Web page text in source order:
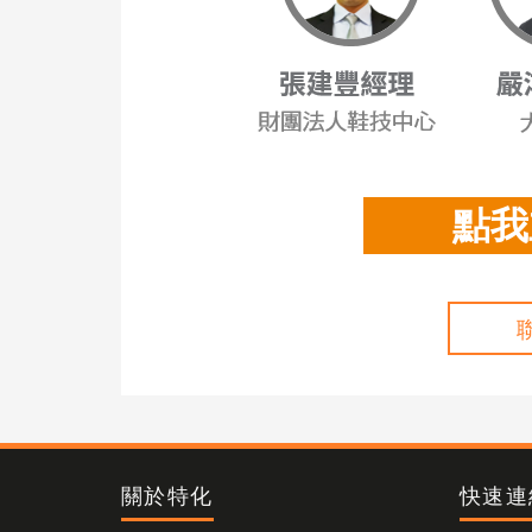
點
關於特化 快速